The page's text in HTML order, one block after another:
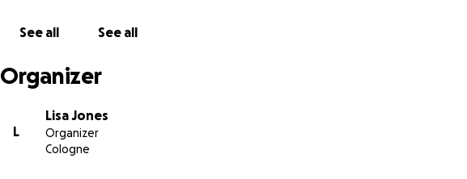
euer Mitgefühl, eure Großzügigkeit und eure Hilfe!
Liebe Grüße,
See all See all
Organizer
L
Lisa Jones
Organizer
Cologne